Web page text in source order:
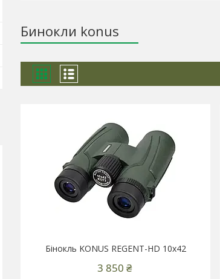
Бинокли konus
Бінокль KONUS REGENT-HD 10x42
3 850 ₴